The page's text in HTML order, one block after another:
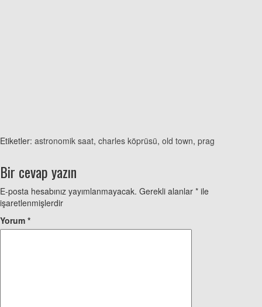
Etiketler: astronomik saat, charles köprüsü, old town, prag
Bir cevap yazın
E-posta hesabınız yayımlanmayacak. Gerekli alanlar * ile
işaretlenmişlerdir
Yorum *